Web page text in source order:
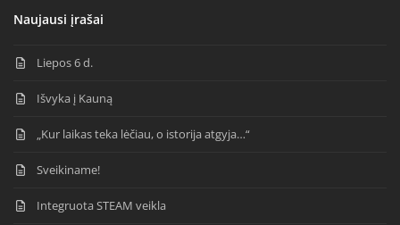
Naujausi įrašai
Liepos 6 d.
Išvyka į Kauną
„Kur laikas teka lėčiau, o istorija atgyja…“
Sveikiname!
Integruota STEAM veikla